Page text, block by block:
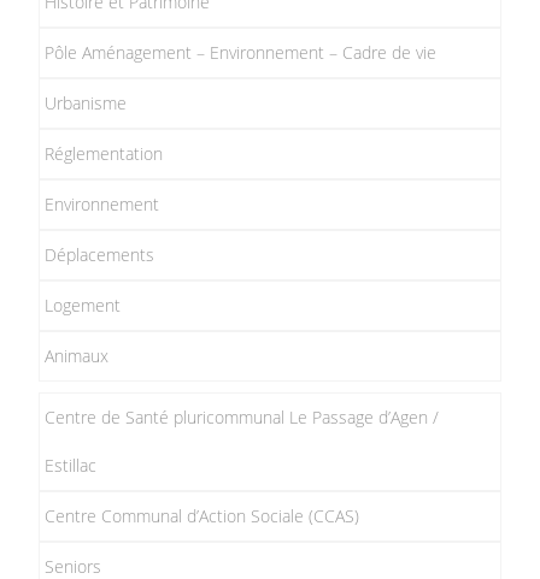
Pôle Aménagement – Environnement – Cadre de vie
Urbanisme
Réglementation
Environnement
Déplacements
Logement
Animaux
Centre de Santé pluricommunal Le Passage d’Agen /
Estillac
Centre Communal d’Action Sociale (CCAS)
Seniors